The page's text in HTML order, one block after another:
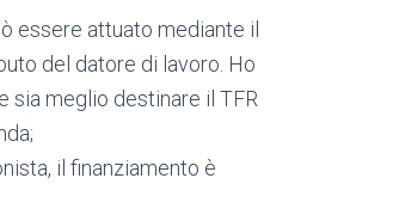
essere attuato mediante il
del datore di lavoro. Ho
sia meglio destinare il TFR
il finanziamento è